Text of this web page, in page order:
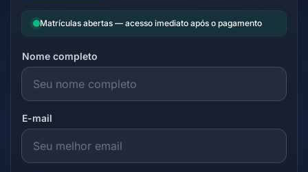
Matrículas abertas — acesso imediato após o pagamento
Nome completo
E-mail